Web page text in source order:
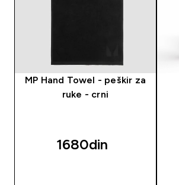
MP Hand Towel - peškir za
ruke - crni
1680din‎